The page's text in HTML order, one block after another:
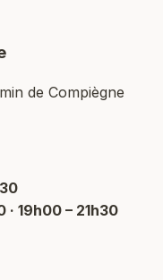
de Compiègne
· 19h00 – 21h30